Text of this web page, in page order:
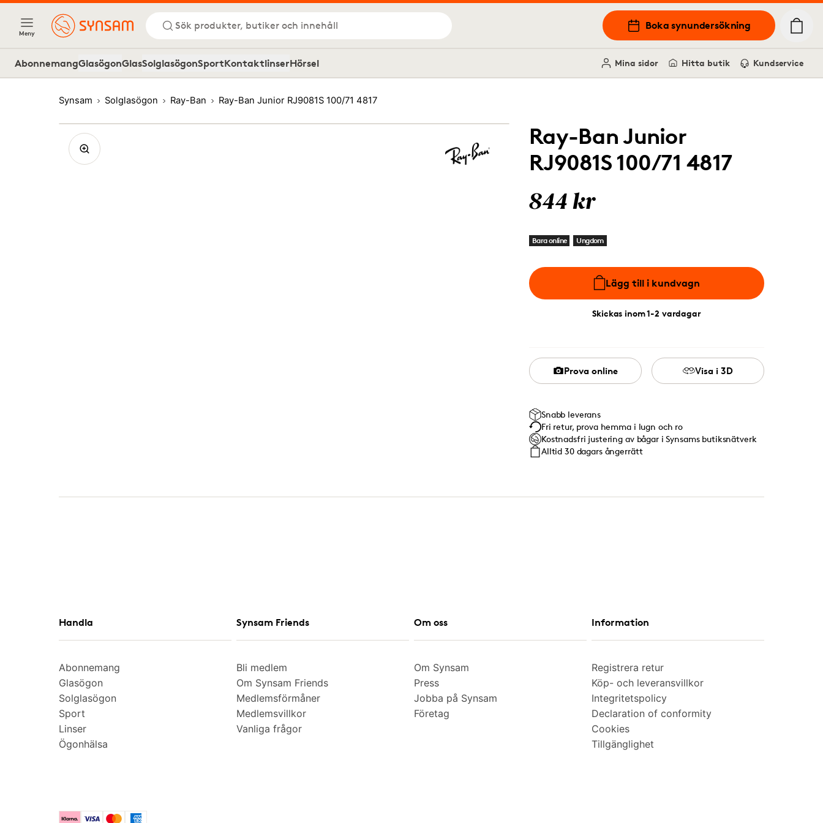
Meny
Sök produkter, butiker och innehåll Boka synundersökning
AbonnemangGlasögonGlasSolglasögonSportKontaktlinserHörsel Mina sidor Hitta butik Kundservice
Synsam Solglasögon Ray-Ban Ray-Ban Junior RJ9081S 100/71 4817
Ray-Ban Junior
RJ9081S 100/71 4817
844 kr
Bara online Ungdom
Lägg till i kundvagn
Skickas inom 1-2 vardagar
Prova online Visa i 3D
Snabb leverans
Fri retur, prova hemma i lugn och ro
Kostnadsfri justering av bågar i Synsams butiksnätverk
Alltid 30 dagars ångerrätt
Handla
Abonnemang
Glasögon
Solglasögon
Sport
Linser
Ögonhälsa
Synsam Friends
Bli medlem
Om Synsam Friends
Medlemsförmåner
Medlemsvillkor
Vanliga frågor
Om oss
Om Synsam
Press
Jobba på Synsam
Företag
Information
Registrera retur
Köp- och leveransvillkor
Integritetspolicy
Declaration of conformity
Cookies
Tillgänglighet
KlarnaVisa MastercardAmerican Express